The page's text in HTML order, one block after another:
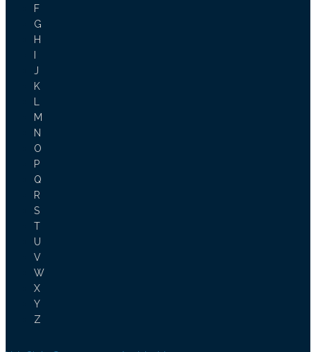
F
G
H
J
K
L
M
N
O
P
Q
R
S
T
U
V
W
X
Y
Z